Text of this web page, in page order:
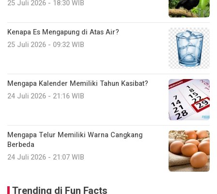
25 Juli 2026 - 18:30 WIB
Kenapa Es Mengapung di Atas Air?
25 Juli 2026 - 09:32 WIB
Mengapa Kalender Memiliki Tahun Kasibat?
24 Juli 2026 - 21:16 WIB
Mengapa Telur Memiliki Warna Cangkang
Berbeda
24 Juli 2026 - 21:07 WIB
Trending di Fun Facts